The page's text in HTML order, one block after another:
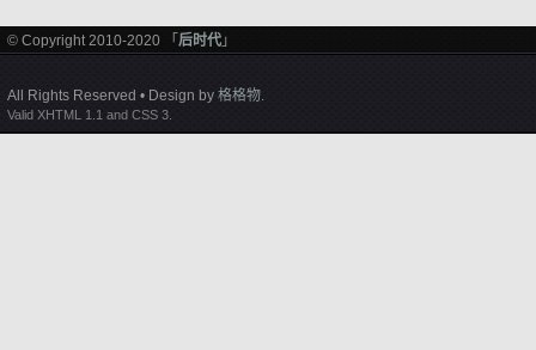
© Copyright 2010-2020 「 后时代 」
All Rights Reserved • Design by 格格物.
Valid XHTML 1.1 and CSS 3.